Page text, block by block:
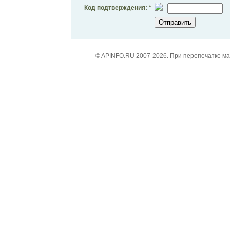
Код подтверждения: *
© APINFO.RU 2007-2026. При перепечатке